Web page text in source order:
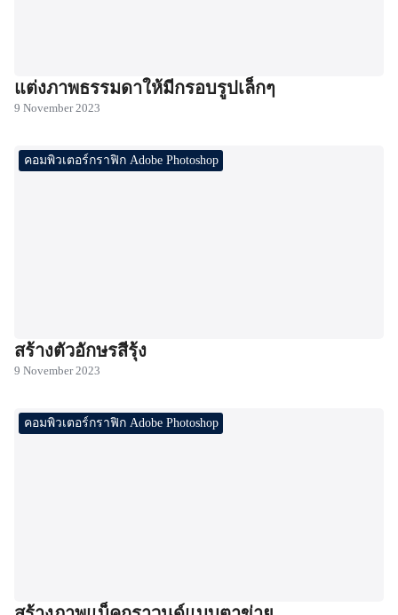
แต่งภาพธรรมดาให้มีกรอบรูปเล็กๆ
9 November 2023
คอมพิวเตอร์กราฟิก Adobe Photoshop
สร้างตัวอักษรสีรุ้ง
9 November 2023
คอมพิวเตอร์กราฟิก Adobe Photoshop